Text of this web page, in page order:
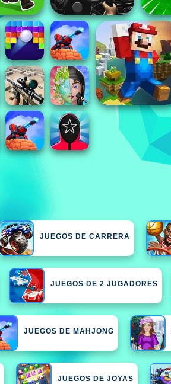
JUEGOS DE CARRERA
JUEGOS DE 2 JUGADORES
JUEGOS DE MAHJONG
JUEGOS DE JOYAS